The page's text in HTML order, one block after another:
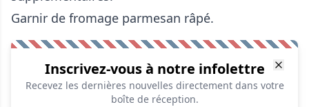
Garnir de fromage parmesan râpé.
Inscrivez-vous à notre infolettre
Recevez les dernières nouvelles directement dans votre
boîte de réception.